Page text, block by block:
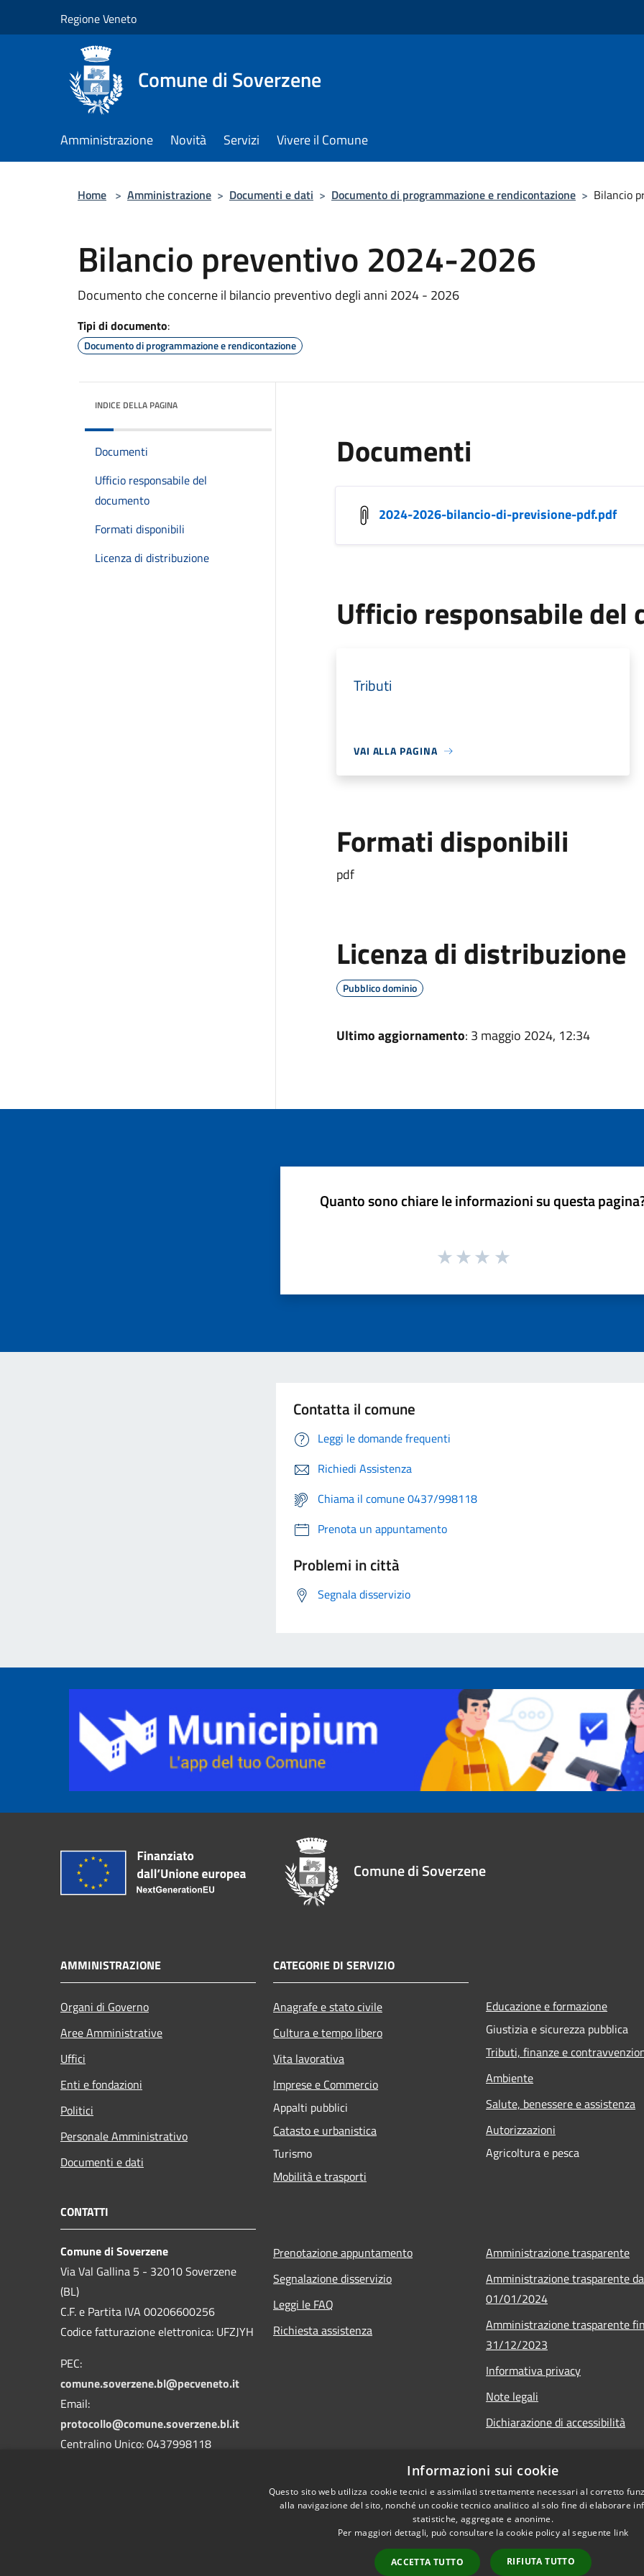
Regione Veneto
Comune di Soverzene
Amministrazione Novità Servizi Vivere il Comune
Home > Amministrazione > Documenti e dati > Documento di programmazione e rendicontazione > Bilancio
Bilancio preventivo 2024-2026
Documento che concerne il bilancio preventivo degli anni 2024 - 2026
Tipi di documento:
Documento di programmazione e rendicontazione
INDICE DELLA PAGINA
Documenti
Ufficio responsabile del
documento
Formati disponibili
Licenza di distribuzione
Documenti
2024-2026-bilancio-di-previsione-pdf.pdf
Ufficio responsabile del
Tributi
VAI ALLA PAGINA
Formati disponibili
pdf
Licenza di distribuzione
Pubblico dominio
Ultimo aggiornamento: 3 maggio 2024, 12:34
Quanto sono chiare le informazioni su questa
Contatta il comune
Leggi le domande frequenti
Richiedi Assistenza
Chiama il comune 0437/998118
Prenota un appuntamento
Problemi in città
Segnala disservizio
Comune di Soverzene
AMMINISTRAZIONE
Organi di Governo
Aree Amministrative
Uffici
Enti e fondazioni
Politici
Personale Amministrativo
Documenti e dati
CATEGORIE DI SERVIZIO
Anagrafe e stato civile
Cultura e tempo libero
Vita lavorativa
Imprese e Commercio
Appalti pubblici
Catasto e urbanistica
Turismo
Mobilità e trasporti
Educazione e formazione
Giustizia e sicurezza pubblica
Tributi, finanze e
Ambiente
Salute, benessere e assistenza
Autorizzazioni
Agricoltura e pesca
CONTATTI
Comune di Soverzene
Via Val Gallina 5 - 32010 Soverzene
(BL)
C.F. e Partita IVA 00206600256
Codice fatturazione elettronica: UFZJYH
PEC:
comune.soverzene.bl@pecveneto.it
Email:
protocollo@comune.soverzene.bl.it
Centralino Unico: 0437998118
Prenotazione appuntamento
Segnalazione disservizio
Leggi le FAQ
Richiesta assistenza
Amministrazione trasparente
Amministrazione trasparente
01/01/2024
Amministrazione trasparente
31/12/2023
Informativa privacy
Note legali
Dichiarazione di accessibilità
Informazioni sui cookie
Questo sito web utilizza cookie tecnici e assimilati strettamente necessari al corretto
alla navigazione del sito, nonché un cookie tecnico analitico al solo fine di elaborare
statistiche, aggregate e anonime.
Per maggiori dettagli, può consultare la cookie policy al seguente link
ACCETTA TUTTO RIFIUTA TUTTO